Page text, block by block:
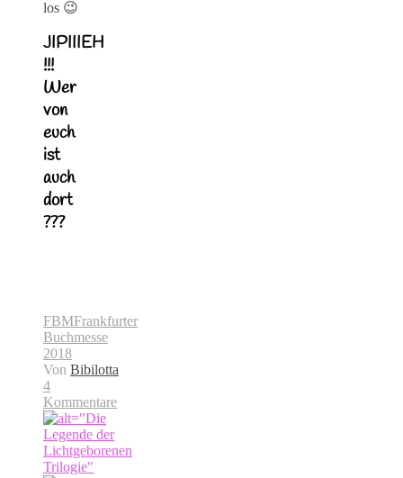
los 😉
JIPIIIEH
!!!
Wer
von
euch
ist
auch
dort
???
FBMFrankfurter
Buchmesse
2018
Von Bibilotta
4
Kommentare